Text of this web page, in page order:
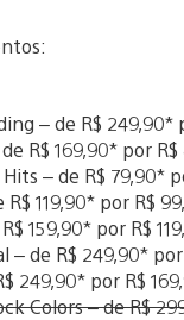
– de R$ 249,90*
R$ 169,90* por
– de R$ 79,90*
119,90* por R$
159,90* por R$
– de R$ 249,90*
249,90* por R$
Colors – de R$